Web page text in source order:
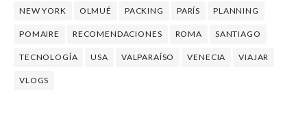
NEW YORK OLMUÉ PACKING PARÍS PLANNING
POMAIRE RECOMENDACIONES ROMA SANTIAGO
TECNOLOGÍA USA VALPARAÍSO VENECIA VIAJAR
VLOGS